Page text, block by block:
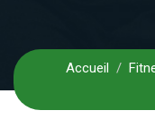
Accueil